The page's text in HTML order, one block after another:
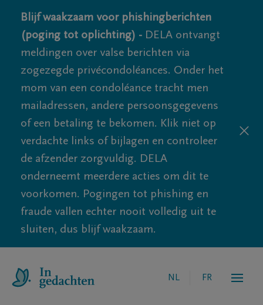
Blijf waakzaam voor phishingberichten
(poging tot oplichting) - DELA ontvangt
meldingen over valse berichten via
zogezegde privécondoléances. Onder het
mom van een condoléance tracht men
mailadressen, andere persoonsgegevens
of een betaling te bekomen. Klik niet op
verdachte links of bijlagen en controleer
de afzender zorgvuldig. DELA
onderneemt meerdere acties om dit te
voorkomen. Pogingen tot phishing en
fraude vallen echter nooit volledig uit te
sluiten, dus blijf waakzaam.
NL FR